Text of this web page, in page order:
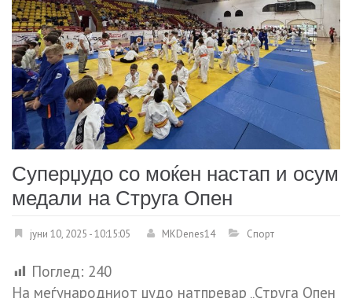
Суперџудо со моќен настап и осум
медали на Струга Опен
јуни 10, 2025 - 10:15:05 MKDenes14 Спорт
Поглед: 240
На меѓународниот џудо натпревар „Струга Опен